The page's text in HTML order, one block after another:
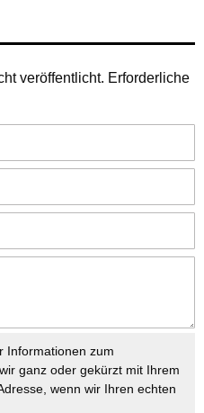
veröffentlicht. Erforderliche
Informationen zum
ganz oder gekürzt mit Ihrem
wenn wir Ihren echten